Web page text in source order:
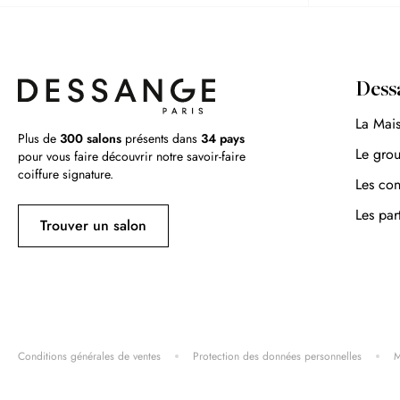
Plus de 300 salons présents dans 34 pays
pour vous faire découvrir notre savoir-faire
coiffure signature.
Trouver un salon
La
Le
Les
Les
Conditions générales de ventes Protection des données personnelles